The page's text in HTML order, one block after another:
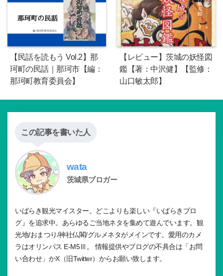
【民話を読もう Vol.2】那
珂町の民話｜那珂市【編：
那珂町教育委員会】
【レビュー】茨城の妖怪図
鑑【著：中沢健】【監修：
山口敏太郎】
この記事を書いた人
wata
茨城県ブロガー
いばらき観光マイスター。どこよりも楽しい『いばらきブロ
グ』を追求中。あらゆるご当地ネタを集めて遊んでいます。観
光地/おまつり/神社仏閣/グルメネタがメインです。愛用のカメ
ラはオリンパス E-M5Ⅲ。 情報提供やブログの不具合は「お問
い合わせ」かX（旧Twitter）からお願い致します。